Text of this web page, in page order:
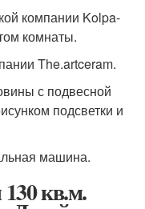
компании Kolpa-
комнаты.
The.artceram.
с подвесной
подсветки и
машина.
кв.м.